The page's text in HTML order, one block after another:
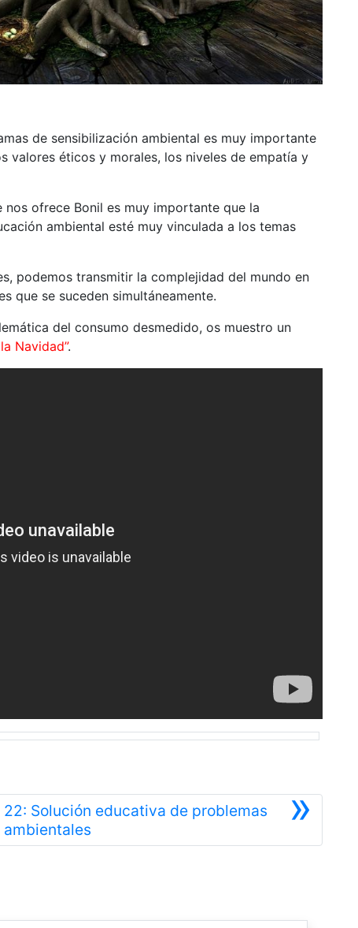
de sensibilización ambiental es muy importante
valores éticos y morales, los niveles de empatía y
ofrece Bonil es muy importante que la
ambiental esté muy vinculada a los temas
podemos transmitir la complejidad del mundo en
que se suceden simultáneamente.
del consumo desmedido, os muestro un
Navidad”.
»
22: Solución educativa de problemas
ambientales